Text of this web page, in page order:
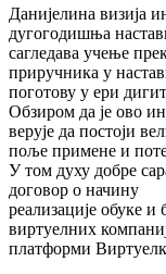
Данијелина визија
дугогодишња
сагледава учење
приручника у
поготову у ери
Обзиром да је ово
верује да постоји
поље примене и
У том духу добре
договор о начину
реализације обуке
виртуелних
платформи